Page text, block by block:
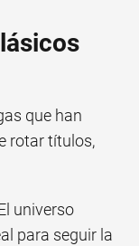
que han
rotar títulos,
universo
para seguir la